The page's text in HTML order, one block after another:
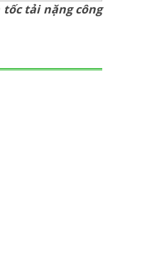
tốc tải nặng công